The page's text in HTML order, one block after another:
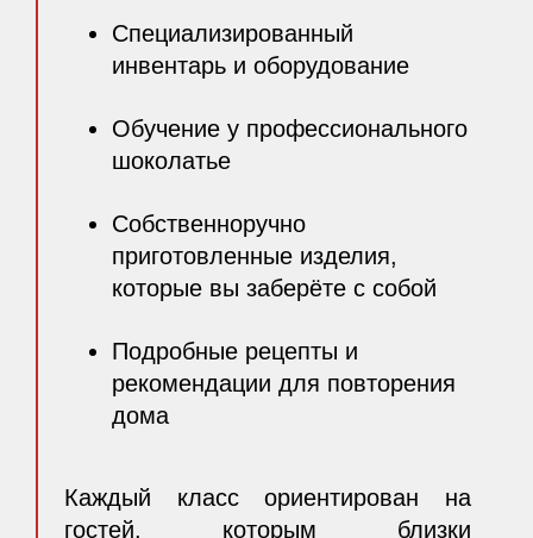
Специализированный
инвентарь и оборудование
Обучение у профессионального
шоколатье
Собственноручно
приготовленные изделия,
которые вы заберёте с собой
Подробные рецепты и
рекомендации для повторения
дома
Каждый класс ориентирован на
гостей, которым близки